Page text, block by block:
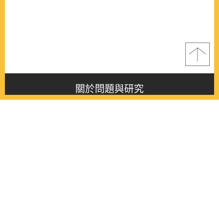
關於問題與研究
About this journal